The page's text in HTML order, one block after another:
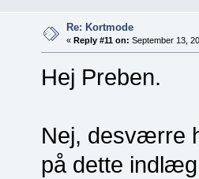
Re: Kortmode
«Reply #11 on: September 13,
Hej Preben.
Nej, desværre
på dette